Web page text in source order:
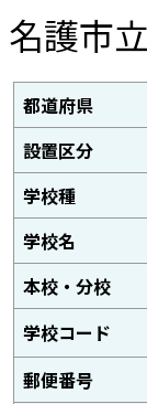
名護市
都道府県
設置区分
学校種
学校名
本校・分校
学校コード
郵便番号